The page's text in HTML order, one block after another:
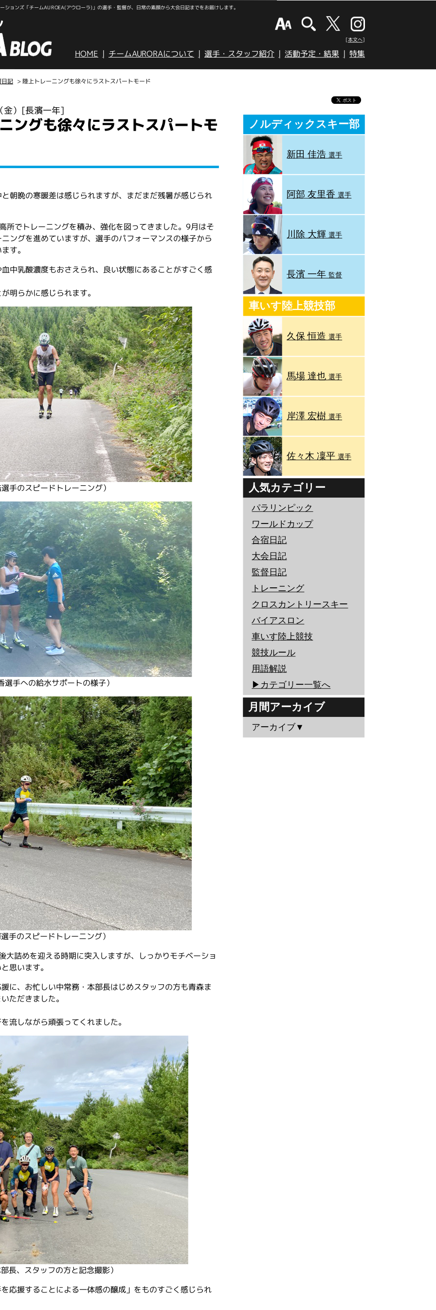
ョンズ「チームAUROEA(アウローラ)」の選手・監督が、日常の素顔から大会日記までをお届けします。
[本文へ]
HOME チームAURORAについて 選手・スタッフ紹介 活動予定・結果 特集
記 > 陸上トレーニングも徐々にラストスパートモード
） [長濱一年]
ングも徐々にラストスパートモ
朝晩の寒暖差は感じられますが、まだまだ残暑が感じられ
所でトレーニングを積み、強化を図ってきました。9月はそ
ングを進めていますが、選手のパフォーマンスの様子から
す。
中乳酸濃度もおさえられ、良い状態にあることがすごく感
明らかに感じられます。
手のスピードトレーニング）
選手への給水サポートの様子）
手のスピードトレーニング）
詰めを迎える時期に突入しますが、しっかりモチベーショ
思います。
に、お忙しい中常務・本部長はじめスタッフの方も青森ま
ただきました。
流しながら頑張ってくれました。
長、スタッフの方と記念撮影）
応援することによる一体感の醸成」をものすごく感じられ
ノルディックスキー部
新田 佳浩選手
阿部 友里香選手
川除 大輝選手
長濱 一年 監督
車いす陸上競技部
久保 恒造選手
馬場 達也選手
岸澤 宏樹選手
佐々木 凜平選手
人気カテゴリー
パラリンピック
ワールドカップ
合宿日記
大会日記
監督日記
トレーニング
クロスカントリースキー
バイアスロン
車いす陸上競技
競技ルール
用語解説
▶︎カテゴリー一覧へ
月間アーカイブ
アーカイブ▼